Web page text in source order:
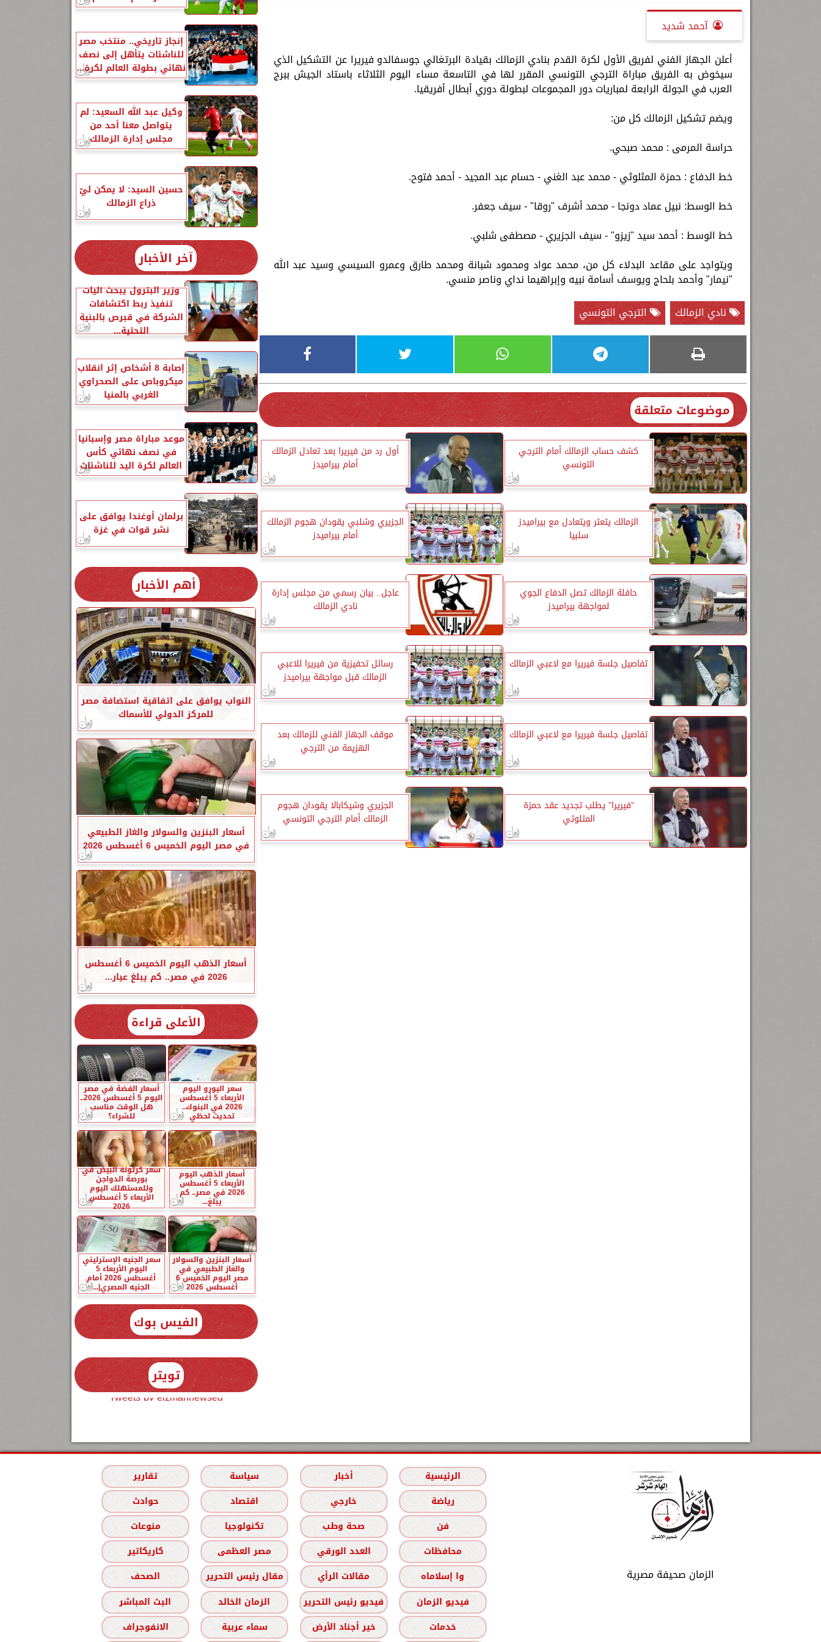
آحمد شديد
أعلن الجهاز الفني لفريق الأول لكرة القدم بنادي الزمالك بقيادة البرتغالي جوسفالدو فيريرا عن التشكيل الذي
سيخوض به الفريق مباراة الترجي التونسي المقرر لها في التاسعة مساء اليوم الثلاثاء باستاد الجيش ببرج
العرب في الجولة الرابعة لمباريات دور المجموعات لبطولة دوري أبطال أفريقيا.
ويضم تشكيل الزمالك كل من:
حراسة المرمى : محمد صبحي.
خط الدفاع : حمزة المثلوثي - محمد عبد الغني - حسام عبد المجيد - أحمد فتوح.
خط الوسط: نبيل عماد دونجا - محمد أشرف "روقا" - سيف جعفر.
خط الوسط : أحمد سيد "زيزو" - سيف الجزيري - مصطفى شلبي.
ويتواجد على مقاعد البدلاء كل من، محمد عواد ومحمود شبانة ومحمد طارق وعمرو السيسي وسيد عبد الله
"نيمار" وأحمد بلحاج ويوسف أسامة نبيه وإبراهيما نداي وناصر منسي.
نادي الزمالك
الترجي التونسي
موضوعات متعلقة
كشف حساب الزمالك أمام الترجي
التونسي
أول رد من فيريرا بعد تعادل الزمالك
أمام بيراميدز
الزمالك يتعثر ويتعادل مع بيراميدز
سلبيا
الجزيري وشلبي يقودان هجوم الزمالك
أمام بيراميدز
حافلة الزمالك تصل الدفاع الجوي
لمواجهة بيراميدز
عاجل.. بيان رسمي من مجلس إدارة
نادي الزمالك
تفاصيل جلسة فيريرا مع لاعبي الزمالك
رسائل تحفيزية من فيريرا للاعبي
الزمالك قبل مواجهة بيراميدز
تفاصيل جلسة فيريرا مع لاعبي الزمالك
موقف الجهاز الفني للزمالك بعد
الهزيمة من الترجي
”فيريرا” يطلب تجديد عقد حمزة
المثلوثي
الجزيري وشيكابالا يقودان هجوم
الزمالك أمام الترجي التونسي
إنجاز تاريخي.. منتخب مصر
للناشئات يتأهل إلى نصف
نهائي بطولة العالم لكرة...
وكيل عبد الله السعيد: لم
يتواصل معنا أحد من
مجلس إدارة الزمالك
حسين السيد: لا يمكن ليّ
ذراع الزمالك
آخر الأخبار
وزير البترول يبحث آليات
تنفيذ ربط اكتشافات
الشركة في قبرص بالبنية
التحتية...
إصابة 8 أشخاص إثر انقلاب
ميكروباص على الصحراوي
الغربي بالمنيا
موعد مباراة مصر وإسبانيا
في نصف نهائي كأس
العالم لكرة اليد للناشئات
برلمان أوغندا يوافق على
نشر قوات في غزة
أهم الأخبار
النواب يوافق على اتفاقية استضافة مصر
للمركز الدولي للأسماك
أسعار البنزين والسولار والغاز الطبيعي
في مصر اليوم الخميس 6 أغسطس 2026
أسعار الذهب اليوم الخميس 6 أغسطس
2026 في مصر.. كم يبلغ عيار...
الأعلى قراءة
سعر اليورو اليوم
الأربعاء 5 أغسطس
2026 في البنوك..
تحديث لحظي
أسعار الفضة في مصر
اليوم 5 أغسطس 2026..
هل الوقت مناسب
للشراء؟
أسعار الذهب اليوم
الأربعاء 5 أغسطس
2026 في مصر.. كم
يبلغ...
سعر كرتونة البيض في
بورصة الدواجن
وللمستهلك اليوم
الأربعاء 5 أغسطس
2026
أسعار البنزين والسولار
والغاز الطبيعي في
مصر اليوم الخميس 6
أغسطس 2026
سعر الجنيه الإسترليني
اليوم الأربعاء 5
أغسطس 2026 أمام
الجنيه المصري|...
الفيس بوك
تويتر
Tweets by elzmannewseg
الزمان صحيفة مصرية
الرئيسية أخبار سياسة
تقارير
رياضة
خارجي اقتصاد
حوادث
فن
صحة وطب تكنولوجيا
منوعات
محافظات
العدد الورقي مصر العظمى
كاريكاتير
وا إسلاماه
مقالات الرأي مقال رئيس التحرير
الصحف
فيديو الزمان
فيديو رئيس التحرير الزمان الخالد
البث المباشر
خدمات
خير أجناد الأرض سماء عربية الانفوجراف